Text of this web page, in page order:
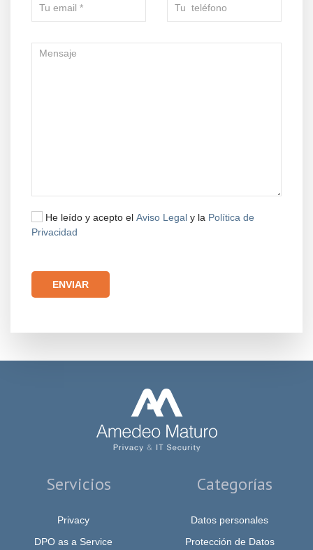
He leído y acepto el Aviso Legal y la Política de
Privacidad
Servicios
Privacy
DPO as a Service
Categorías
Datos personales
Protección de Datos